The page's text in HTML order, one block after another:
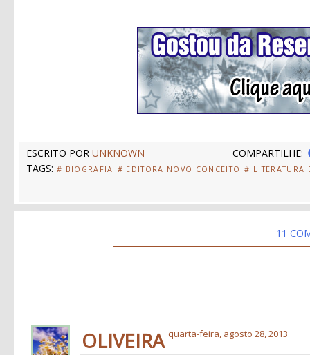
ESCRITO POR UNKNOWN
COMPARTILHE:
TAGS: # BIOGRAFIA # EDITORA NOVO CONCEITO # LITERATURA
11
OLIVEIRA quarta-feira, agosto 28, 2013